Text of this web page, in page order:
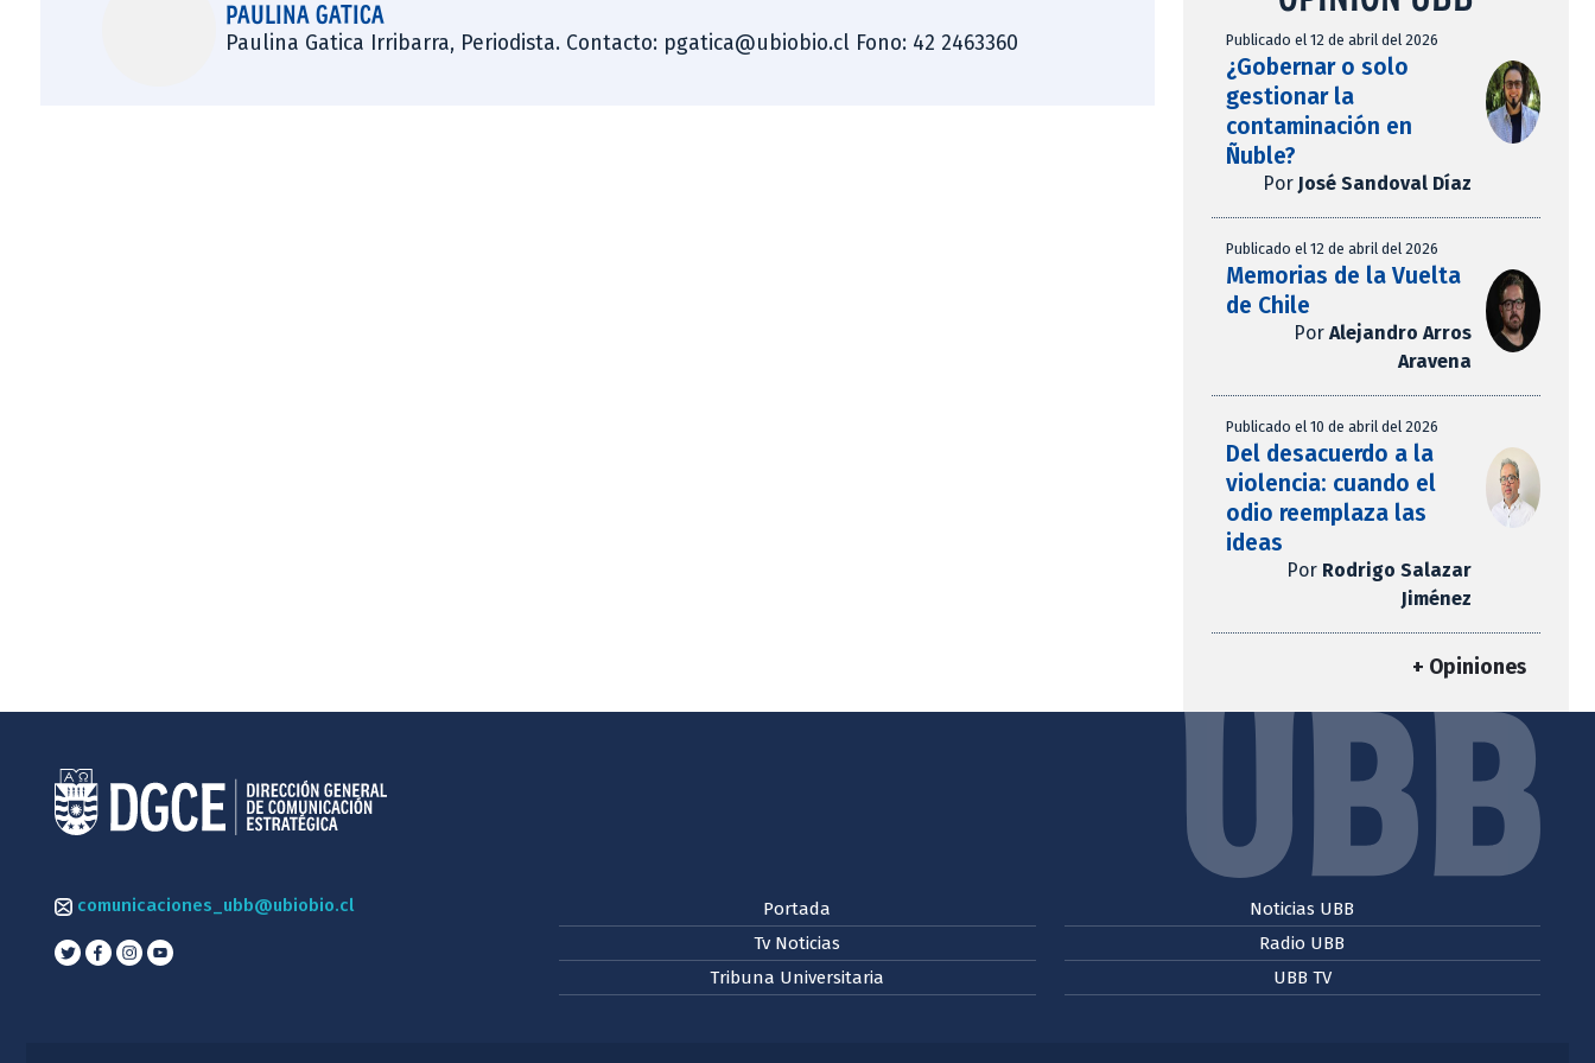
PAULINA GATICA
Paulina Gatica Irribarra, Periodista. Contacto: pgatica@ubiobio.cl Fono: 42 2463360 Publicado el 12 de abril del 2026
¿Gobernar o solo
gestionar la
contaminación en
Ñuble?
Por José Sandoval Díaz
Publicado el 12 de abril del 2026
Memorias de la Vuelta
de Chile
Por Alejandro Arros
Aravena
Publicado el 10 de abril del 2026
Del desacuerdo a la
violencia: cuando el
odio reemplaza las
ideas
Por Rodrigo Salazar
Jiménez
+ Opiniones
comunicaciones_ubb@ubiobio.cl
Portada
Tv Noticias
Tribuna Universitaria
Noticias UBB
Radio UBB
UBB TV